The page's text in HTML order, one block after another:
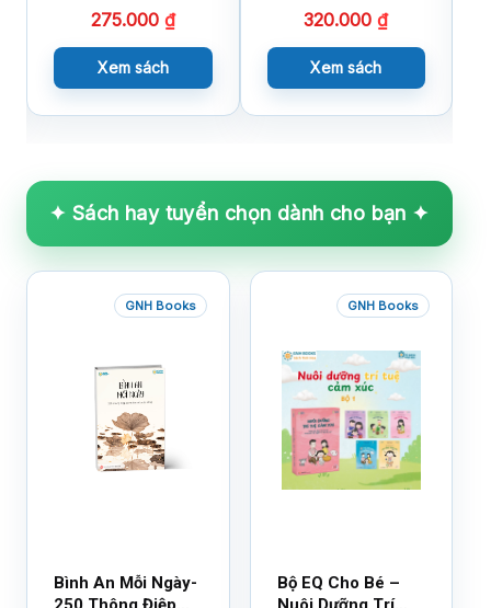
275.000 ₫
Xem sách
320.000₫
Xem sách
✦ Sách hay tuyển chọn dành cho bạn ✦
GNH Books
Bình An Mỗi Ngày-
GNH Books
Bộ EQ Cho Bé –